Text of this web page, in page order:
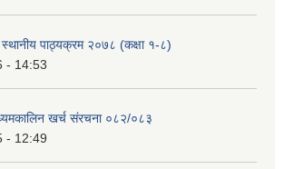
स्थानीय पाठ्यक्रम २०७८ (कक्षा १-८)
- 14:53
खर्च संरचना ०८२/०८३
- 12:49